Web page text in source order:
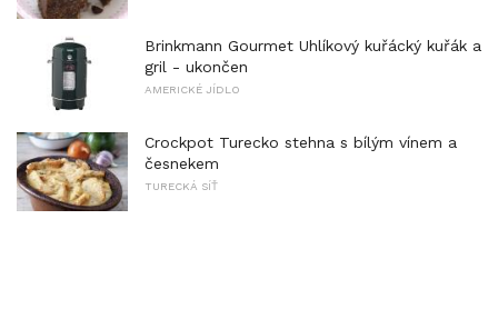
Brinkmann Gourmet Uhlíkový kuřácký kuřák a
gril - ukončen
AMERICKÉ JÍDLO
Crockpot Turecko stehna s bílým vínem a
česnekem
TURECKÁ SÍŤ